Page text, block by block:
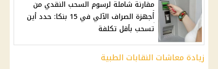
مقارنة شاملة لرسوم السحب النقدي من
أجهزة الصراف الآلي في 15 بنكا: حدد أين
تسحب بأقل تكلفة
زيادة معاشات النقابات الطبية